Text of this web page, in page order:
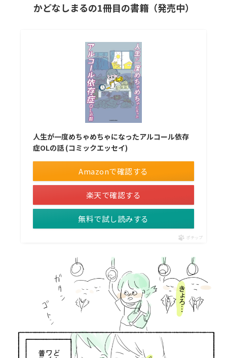
かどなしまるの1冊目の書籍（発売中）
人生が一度めちゃめちゃになったアルコール依存
症OLの話 (コミックエッセイ)
Amazonで確認する
楽天で確認する
無料で試し読みする
ポチップ